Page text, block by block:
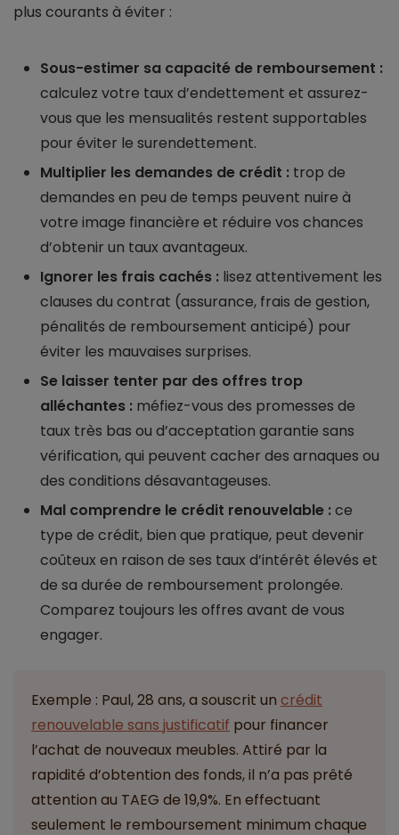
plus courants à éviter :
Sous-estimer sa capacité de remboursement :
calculez votre taux d’endettement et assurez-
vous que les mensualités restent supportables
pour éviter le surendettement.
Multiplier les demandes de crédit : trop de
demandes en peu de temps peuvent nuire à
votre image financière et réduire vos chances
d’obtenir un taux avantageux.
Ignorer les frais cachés : lisez attentivement les
clauses du contrat (assurance, frais de gestion,
pénalités de remboursement anticipé) pour
éviter les mauvaises surprises.
Se laisser tenter par des offres trop
alléchantes : méfiez-vous des promesses de
taux très bas ou d’acceptation garantie sans
vérification, qui peuvent cacher des arnaques ou
des conditions désavantageuses.
Mal comprendre le crédit renouvelable :ce
type de crédit, bien que pratique, peut devenir
coûteux en raison de ses taux d’intérêt élevés et
de sa durée de remboursement prolongée.
Comparez toujours les offres avant de vous
engager.
Exemple : Paul, 28 ans, a souscrit un crédit
renouvelable sans justificatif pour financer
l’achat de nouveaux meubles. Attiré par la
rapidité d’obtention des fonds, il n’a pas prêté
attention au TAEG de 19,9%. En effectuant
seulement le remboursement minimum chaque